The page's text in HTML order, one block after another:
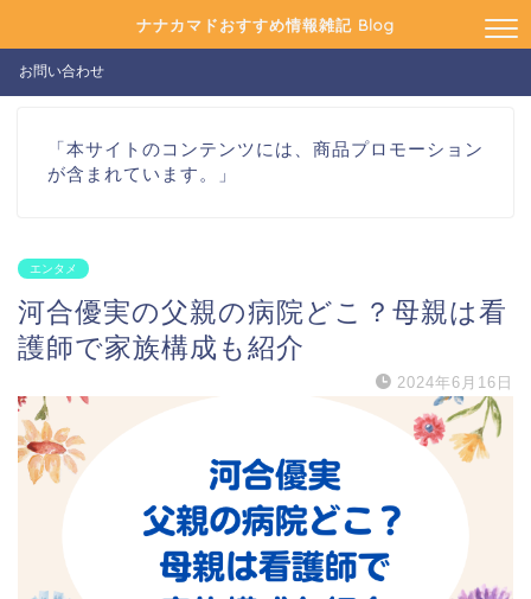
ナナカマドおすすめ情報雑記 Blog
お問い合わせ
「本サイトのコンテンツには、商品プロモーション
が含まれています。」
エンタメ
河合優実の父親の病院どこ？母親は看
護師で家族構成も紹介
2024年6月16日